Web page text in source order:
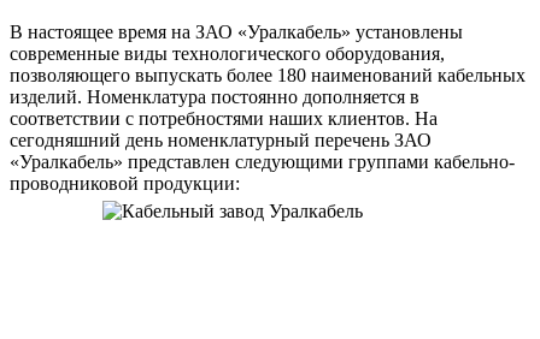
В настоящее время на ЗАО «Уралкабель» установлены
современные виды технологического оборудования,
позволяющего выпускать более 180 наименований кабельных
изделий. Номенклатура постоянно дополняется в
соответствии с потребностями наших клиентов. На
сегодняшний день номенклатурный перечень ЗАО
«Уралкабель» представлен следующими группами кабельно-
проводниковой продукции: